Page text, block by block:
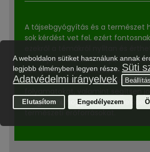
A tájsebgyógyítás és a természet
sok kérdést vet fel, ezért
beszéljünk. Oldalunk célja, hogy
környezet helyreállításával, az
és a fenntartható megoldásokkal
megérteni, hogyan lehet felelősen